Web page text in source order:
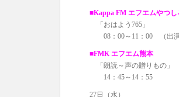
■Kappa FM エフエムやつし
「おはよう765」
08：00～11：00 （出
■FMK エフエム熊本
「朗読～声の贈りもの」
14：45～14：55
27日（水）